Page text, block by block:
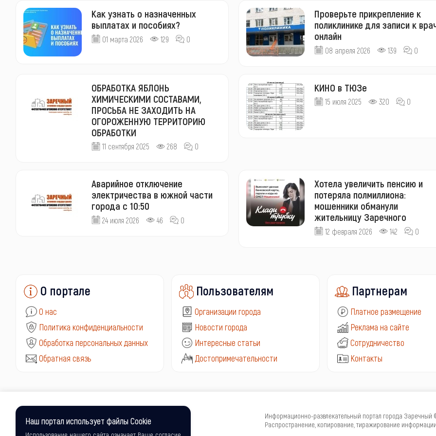
Как узнать о назначенных
выплатах и пособиях?
01 марта 2026 129 0
Проверьте прикрепление к
поликлинике для записи к
онлайн
08 апреля 2026 139 0
ОБРАБОТКА ЯБЛОНЬ
ХИМИЧЕСКИМИ СОСТАВАМИ,
ПРОСЬБА НЕ ЗАХОДИТЬ НА
ОГОРОЖЕННУЮ ТЕРРИТОРИЮ
ОБРАБОТКИ
11 сентября 2025 268 0
КИНО в ТЮЗе
15 июля 2025 320 0
Аварийное отключение
электричества в южной части
города с 10:50
24 июля 2026 46 0
Хотела увеличить пенсию и
потеряла полмиллиона:
мошенники обманули
жительницу Заречного
12 февраля 2026 142 0
О портале
О нас
Политика конфиденциальности
Обработка персональных данных
Обратная связь
Пользователям
Организации города
Новости города
Интересные статьи
Достопримечательности
Партнерам
Платное размещение
Реклама на сайте
Сотрудничество
Контакты
Информационно-развлекательный портал города
Распространение, копирование, тиражирование
Наш портал использует файлы Cookie